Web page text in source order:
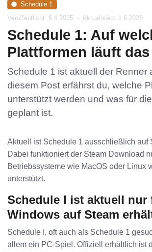
Schedule 1
Veröffentlicht: 6.4.2025 - Aktualisiert: 1.6.2026
Schedule 1: Auf
Plattformen läuft
Schedule 1 ist aktuell der Renner
diesem Post erfährst du, welche
unterstützt werden und was für
geplant ist.
Aktuell ist Schedule 1 ausschließlich auf
Dabei funktioniert der Steam Download
Betriebssysteme wie MacOS oder Linux
unterstützt.
Schedule I ist aktuell nur
Windows auf Steam
Schedule I, oft auch als Schedule 1
allem ein PC-Spiel. Offiziell erhältlich ist